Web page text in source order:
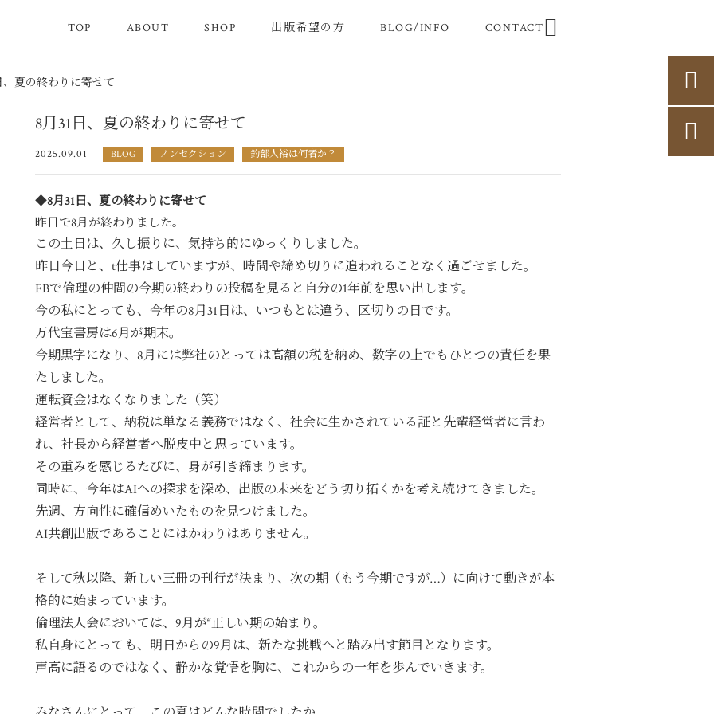
TOP ABOUT SHOP 出版希望の方 BLOG/INFO CONTACT
、夏の終わりに寄せて
8月31日、夏の終わりに寄せて
2025.09.01 BLOG ノンセクション 釣部人裕は何者か？
◆8月31日、夏の終わりに寄せて
昨日で8月が終わりました。
この土日は、久し振りに、気持ち的にゆっくりしました。
昨日今日と、t仕事はしていますが、時間や締め切りに追われることなく過ごせました。
FBで倫理の仲間の今期の終わりの投稿を見ると自分の1年前を思い出します。
今の私にとっても、今年の8月31日は、いつもとは違う、区切りの日です。
万代宝書房は6月が期末。
今期黒字になり、8月には弊社のとっては高額の税を納め、数字の上でもひとつの責任を果
たしました。
運転資金はなくなりました（笑）
経営者として、納税は単なる義務ではなく、社会に生かされている証と先輩経営者に言わ
れ、社長から経営者へ脱皮中と思っています。
その重みを感じるたびに、身が引き締まります。
同時に、今年はAIへの探求を深め、出版の未来をどう切り拓くかを考え続けてきました。
先週、方向性に確信めいたものを見つけました。
AI共創出版であることにはかわりはありません。
そして秋以降、新しい三冊の刊行が決まり、次の期（もう今期ですが…）に向けて動きが本
格的に始まっています。
倫理法人会においては、9月が“正しい期の始まり。
私自身にとっても、明日からの9月は、新たな挑戦へと踏み出す節目となります。
声高に語るのではなく、静かな覚悟を胸に、これからの一年を歩んでいきます。

